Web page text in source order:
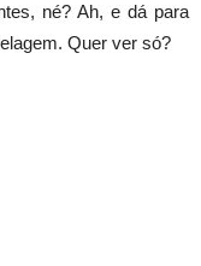
né? Ah, e dá para
Quer ver só?